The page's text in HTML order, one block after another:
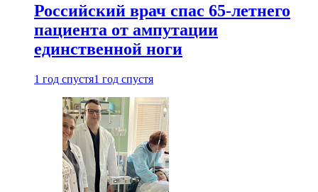
Российский врач спас 65-летнего
пациента от ампутации
единственной ноги
1 год спустя1 год спустя